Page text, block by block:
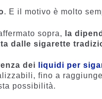
. E il motivo è molto
sopra,
la
dalle sigarette
dei liquidi per
fino a
possibilità.